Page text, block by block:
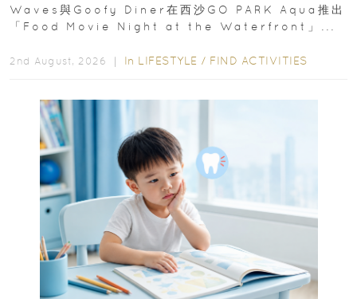
Waves與Goofy Diner在西沙GO PARK Aqua推出
「Food Movie Night at the Waterfront」...
2nd August, 2026 ｜ In LIFESTYLE / FIND ACTIVITIES